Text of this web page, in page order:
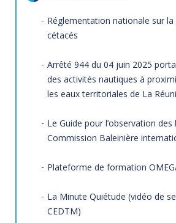
Réglementation nationale sur
cétacés
Arrêté 944 du 04 juin 2025
des activités nautiques à
les eaux territoriales de La
Le Guide pour l’observation des
Commission Baleinière
Plateforme de formation
La Minute Quiétude (vidéo de
CEDTM)